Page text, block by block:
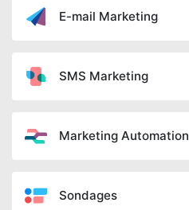
E-mail Marketing
SMS Marketing
Marketing Automation
Sondages